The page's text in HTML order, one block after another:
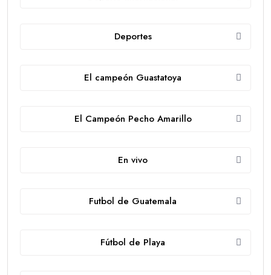
Deportes
El campeón Guastatoya
El Campeón Pecho Amarillo
En vivo
Futbol de Guatemala
Fútbol de Playa